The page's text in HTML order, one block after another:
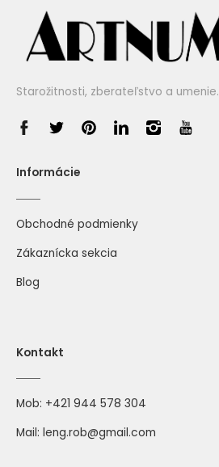
Starožitnosti, zberateľstvo a umenie.
Informácie
Obchodné podmienky
Zákaznícka sekcia
Blog
Kontakt
Mob: +421 944 578 304
Mail: leng.rob@gmail.com